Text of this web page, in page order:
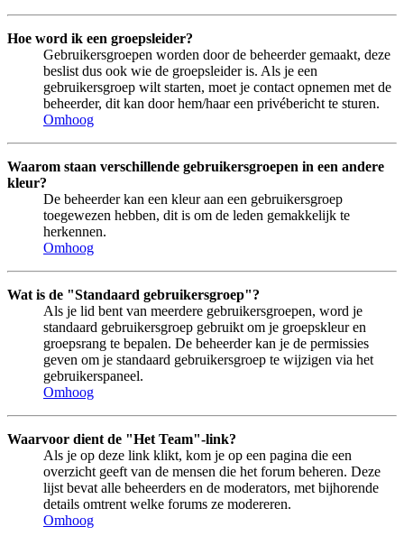
Hoe word ik een groepsleider?
Gebruikersgroepen worden door de beheerder gemaakt, deze
beslist dus ook wie de groepsleider is. Als je een
gebruikersgroep wilt starten, moet je contact opnemen met de
beheerder, dit kan door hem/haar een privébericht te sturen.
Omhoog
Waarom staan verschillende gebruikersgroepen in een andere
kleur?
De beheerder kan een kleur aan een gebruikersgroep
toegewezen hebben, dit is om de leden gemakkelijk te
herkennen.
Omhoog
Wat is de "Standaard gebruikersgroep"?
Als je lid bent van meerdere gebruikersgroepen, word je
standaard gebruikersgroep gebruikt om je groepskleur en
groepsrang te bepalen. De beheerder kan je de permissies
geven om je standaard gebruikersgroep te wijzigen via het
gebruikerspaneel.
Omhoog
Waarvoor dient de "Het Team"-link?
Als je op deze link klikt, kom je op een pagina die een
overzicht geeft van de mensen die het forum beheren. Deze
lijst bevat alle beheerders en de moderators, met bijhorende
details omtrent welke forums ze modereren.
Omhoog